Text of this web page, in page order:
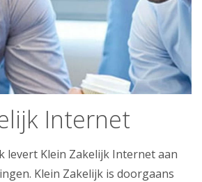
Internet
levert Klein Zakelijk Internet aan
Klein Zakelijk is doorgaans